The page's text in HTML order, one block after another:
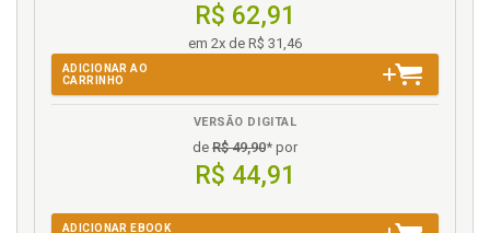
Incorporação, p. 63
International Competition Network (ICN), p. 51
Intervenção do Estado na economia. Aspectos
legais: ordem econômica; intervenção do Estado na
economia; legislação específica, p. 16
R$ 62,91
em 2x de R$ 31,46
ADICIONAR AO
CARRINHO
VERSÃO DIGITAL
de R$ 49,90* por
R$ 44,91
ADICIONAR EBOOK